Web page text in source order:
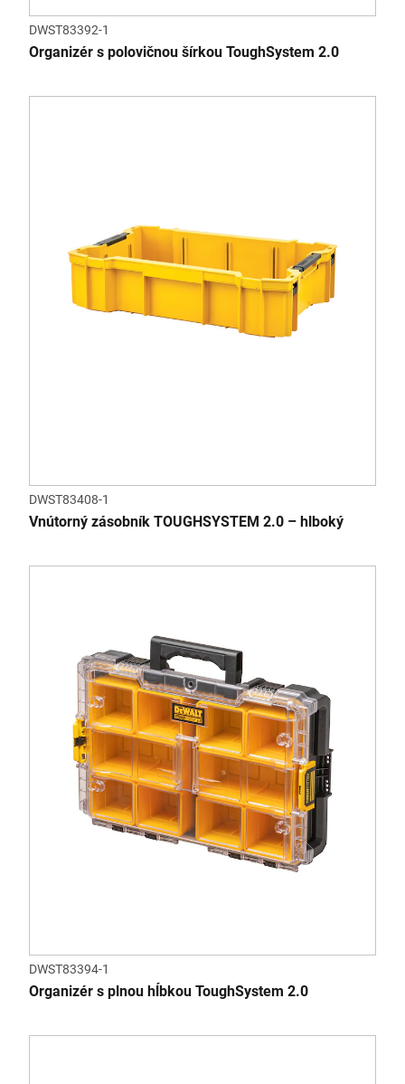
DWST83392-1
Organizér s polovičnou šírkou ToughSystem 2.0
DWST83408-1
Vnútorný zásobník TOUGHSYSTEM 2.0 – hlboký
DWST83394-1
Organizér s plnou hĺbkou ToughSystem 2.0